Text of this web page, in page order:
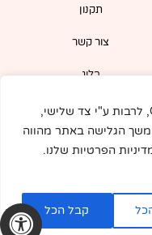
אתר זה עושה שימוש בקבצי Cookies, לרבות ע"י צד שלישי,
הגלישה באתר מהווה
הפרטיות שלנו.
קבל הכל
תקנון
צור קשר
בלוג
© All rights reserved to neta.